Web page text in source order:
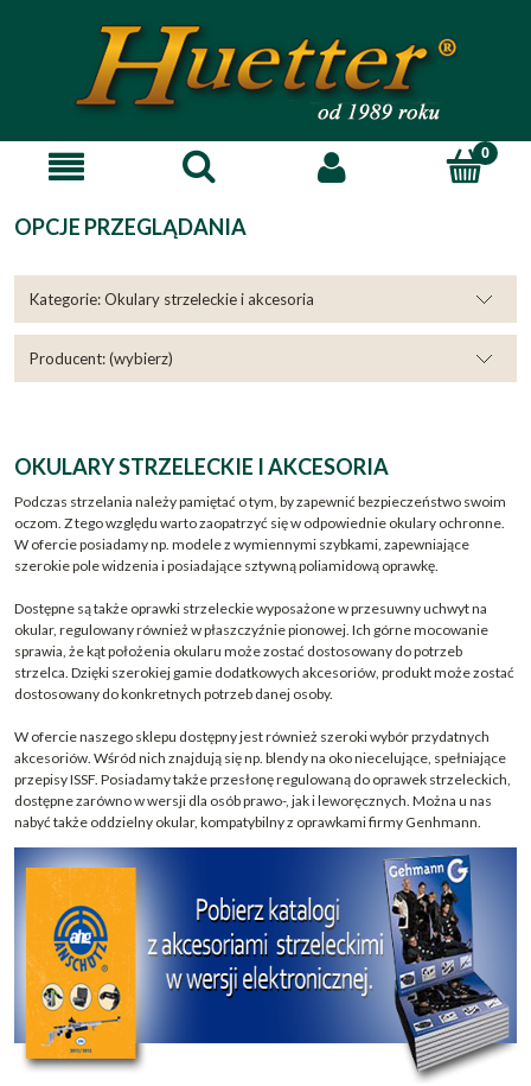
OPCJE PRZEGLĄDANIA
Kategorie: Okulary strzeleckie i akcesoria
Producent: (wybierz)
OKULARY STRZELECKIE I AKCESORIA
Podczas strzelania należy pamiętać o tym, by zapewnić bezpieczeństwo swoim
oczom. Z tego względu warto zaopatrzyć się w odpowiednie okulary ochronne.
W ofercie posiadamy np. modele z wymiennymi szybkami, zapewniające
szerokie pole widzenia i posiadające sztywną poliamidową oprawkę.
Dostępne są także oprawki strzeleckie wyposażone w przesuwny uchwyt na
okular, regulowany również w płaszczyźnie pionowej. Ich górne mocowanie
sprawia, że kąt położenia okularu może zostać dostosowany do potrzeb
strzelca. Dzięki szerokiej gamie dodatkowych akcesoriów, produkt może zostać
dostosowany do konkretnych potrzeb danej osoby.
W ofercie naszego sklepu dostępny jest również szeroki wybór przydatnych
akcesoriów. Wśród nich znajdują się np. blendy na oko niecelujące, spełniające
przepisy ISSF. Posiadamy także przesłonę regulowaną do oprawek strzeleckich,
dostępne zarówno w wersji dla osób prawo-, jak i leworęcznych. Można u nas
nabyć także oddzielny okular, kompatybilny z oprawkami firmy Genhmann.